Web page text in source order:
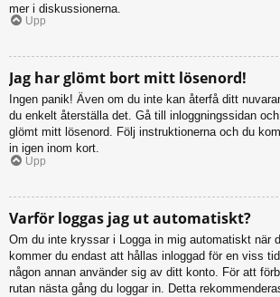
mer i diskussionerna.
Upp
Jag har glömt bort mitt lösenord!
Ingen panik! Även om du inte kan återfå ditt
du enkelt återställa det. Gå till inloggningssidan
glömt mitt lösenord. Följ instruktionerna och du
in igen inom kort.
Upp
Varför loggas jag ut automatiskt?
Om du inte kryssar i Logga in mig automatiskt när
kommer du endast att hållas inloggad för en viss
någon annan använder sig av ditt konto. För att
rutan nästa gång du loggar in. Detta